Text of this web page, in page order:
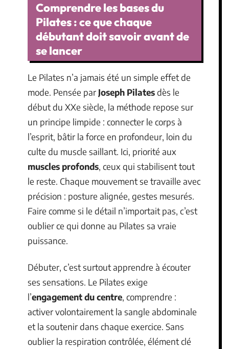
Comprendre les bases du
Pilates : ce que chaque
débutant doit savoir avant de
se lancer
Le Pilates n’a jamais été un simple effet de
mode. Pensée par Joseph Pilatesdès le
début du XXe siècle, la méthode repose sur
un principe limpide : connecter le corps à
l’esprit, bâtir la force en profondeur, loin du
culte du muscle saillant. Ici, priorité aux
muscles profonds, ceux qui stabilisent tout
le reste. Chaque mouvement se travaille avec
précision : posture alignée, gestes mesurés.
Faire comme si le détail n’importait pas, c’est
oublier ce qui donne au Pilates sa vraie
puissance.
Débuter, c’est surtout apprendre à écouter
ses sensations. Le Pilates exige
l’engagement du centre, comprendre :
activer volontairement la sangle abdominale
et la soutenir dans chaque exercice. Sans
oublier la respiration contrôlée, élément clé